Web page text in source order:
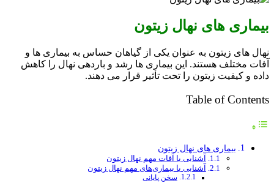
بیماری‌ های نهال زیتون
نهال‌ های زیتون به عنوان یکی از گیاهان حساس به بیماری‌ ها و
آفات مختلف هستند. این بیماری‌ ها رشد و باردهی نهال را کاهش
داده و کیفیت زیتون را تحت تأثیر قرار می‌ دهند.
Table of Contents
بیماری‌ های نهال زیتون
آشنایی با آفات مهم نهال زیتون
آشنایی با بیماری‌های مهم نهال زیتون
سخن پایانی